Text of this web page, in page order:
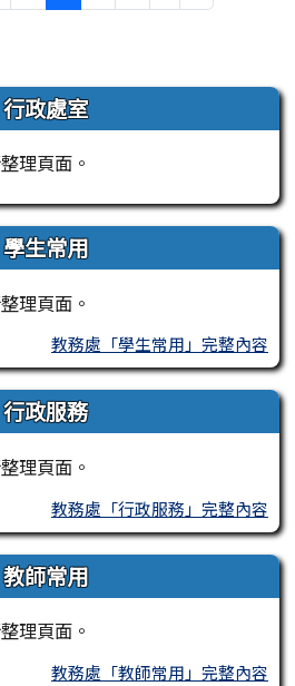
行政處室
理頁面。
學生常用
理頁面。
教務處「學生常用」完整內容
行政服務
理頁面。
教務處「行政服務」完整內容
教師常用
理頁面。
教務處「教師常用」完整內容